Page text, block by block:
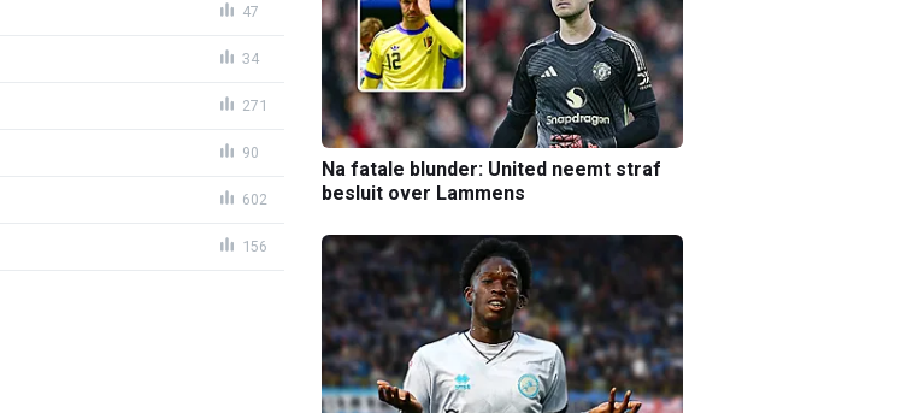
47
34
271
90
602
156
Na fatale blunder: United neemt straf
besluit over Lammens